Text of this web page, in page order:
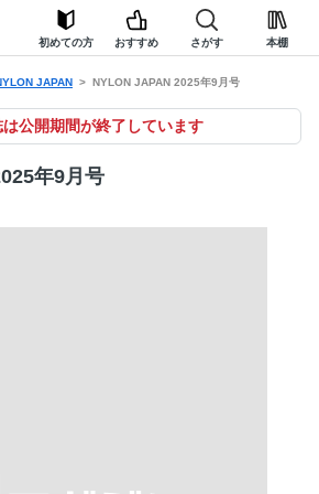
初めての方 おすすめ さがす 本棚
JAPAN NYLON JAPAN 2025年9月号
は公開期間が終了しています
年9月号